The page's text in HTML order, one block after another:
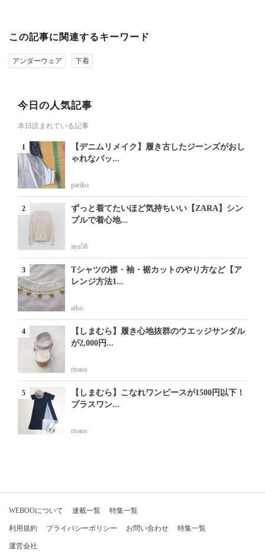
この記事に関連するキーワード
アンダーウェア 下着
今日の人気記事
本日読まれている記事
【デニムリメイク】履き古したジーンズがおし
ゃれなバッ...
pariko
ずっと着てたいほど気持ちいい【ZARA】シン
プルで着心地...
aya58
Tシャツの襟・袖・裾カットのやり方など【ア
レンジ方法1...
aiko
【しまむら】履き心地抜群のウエッジサンダル
が2,000円...
risaos
【しまむら】こなれワンピースが1500円以下！
プラスワン...
risaos
WEBOOについて 連載一覧 特集一覧
利用規約 プライバシーポリシー お問い合わせ 特集一覧
運営会社